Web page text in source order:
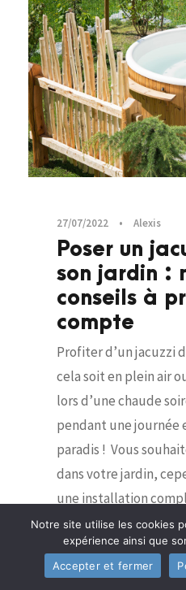
27/07/2022 • Alexis
Poser un
son jardin :
conseils à
compte
Profiter d’un jacuzzi
cela soit en plein air
lors d’une chaude
pendant une journée
paradis ! Vous
dans votre jardin,
une installation
toutefois suivre les
renseigner...
Notre site utilise les cookies
expérience ainsi que
Accepter et fermer